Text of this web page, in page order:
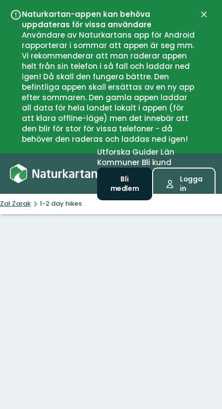
Naturkartan-appen kan behöva
uppdateras för vissa användare
Användare av Naturkartans app för Android
rapporterar i sommar att appen är seg mm.
Vi rekommenderar att man raderar appen
helt från sin telefon i så fall och laddar ned
igen! Då skall den fungera bättre. Den
befintliga appen skall ersättas av en ny app
efter sommaren. Den gamla appen laddar
all data för hela landet lokalt i appen (för
att klara offline-läge) men det innebär att
den blir för stor för vissa telefoner - då
behöver den raderas och laddas ned igen!
UtforskaGuiderLän
Kommuner Bli kund
Bli
medlem
Logga
in
Zal Zarak 1-2 day hikes